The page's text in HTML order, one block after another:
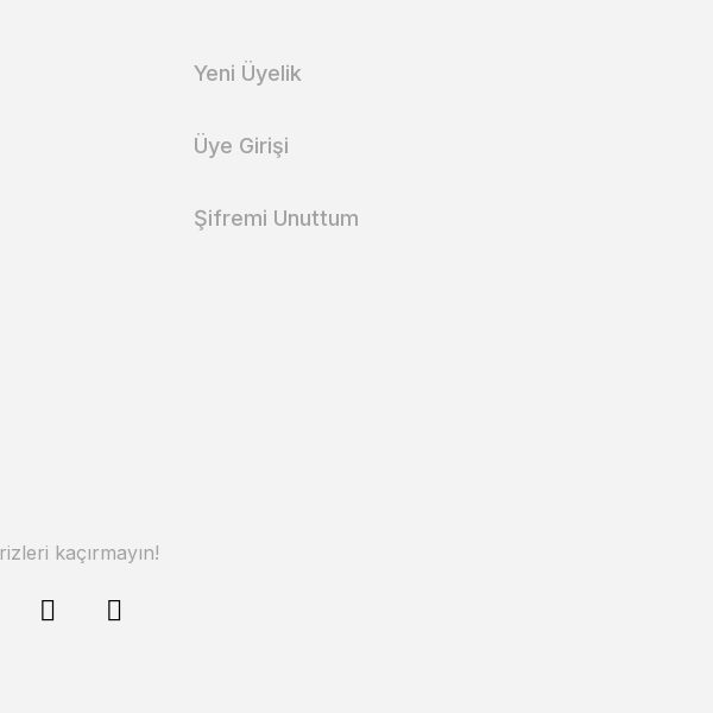
Yeni Üyelik
Üye Girişi
Şifremi Unuttum
kaçırmayın!